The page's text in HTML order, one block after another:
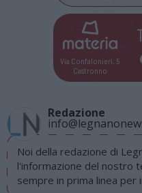
Via Confalonieri, 5
Castronno
Redazione
Noi della redazione di
l'informazione del nostro
sempre in prima linea per